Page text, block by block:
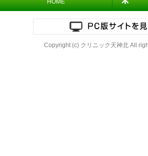
HOME
Copyright (c) クリニック天神北 All